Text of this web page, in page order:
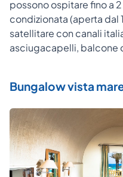
possono ospitare fino a
condizionata (aperta dal
satellitare con canali
asciugacapelli, balcone
Bungalow vista